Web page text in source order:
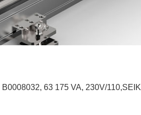
63 175 VA, 230V/